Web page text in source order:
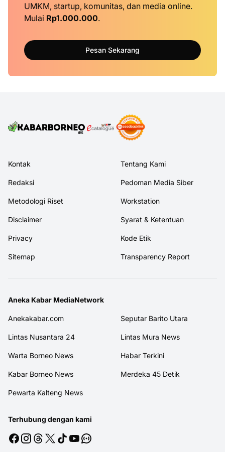
UMKM, startup, komunitas, dan media online.
Mulai Rp1.000.000.
Pesan Sekarang
Kontak Tentang Kami
Redaksi Pedoman Media Siber
Metodologi Riset Workstation
Disclaimer Syarat & Ketentuan
Privacy Kode Etik
Sitemap Transparency Report
Aneka Kabar MediaNetwork
Anekakabar.com Seputar Barito Utara
Lintas Nusantara 24 Lintas Mura News
Warta Borneo News Habar Terkini
Kabar Borneo News Merdeka 45 Detik
Pewarta Kalteng News
Terhubung dengan kami